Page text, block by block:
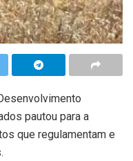
pautou para a
que regulamentam e